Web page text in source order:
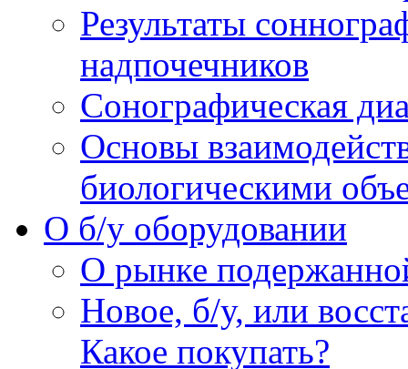
Результаты
надпочечников
Сонографическая
Основы
биологическими
O б/у оборудовании
О рынке
Новое, б/у, или
Какое покупать?